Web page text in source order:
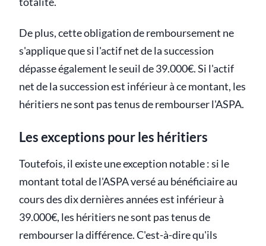
De plus, cette obligation de remboursement ne
s'applique que si l'actif net de la succession
dépasse également le seuil de 39.000€. Si l'actif
net de la succession est inférieur à ce montant, les
héritiers ne sont pas tenus de rembourser l'ASPA.
Les exceptions pour les héritiers
Toutefois, il existe une exception notable : si le
montant total de l'ASPA versé au bénéficiaire au
cours des dix dernières années est inférieur à
39.000€, les héritiers ne sont pas tenus de
rembourser la différence. C'est-à-dire qu'ils